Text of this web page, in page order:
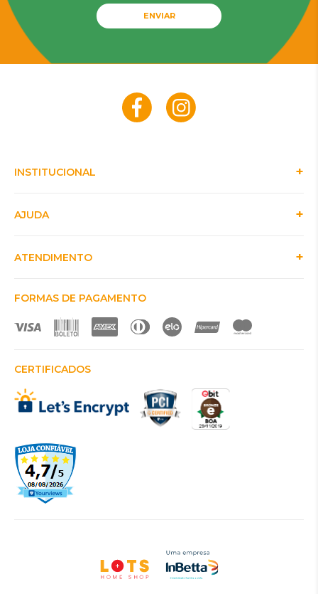
ENVIAR
INSTITUCIONAL
AJUDA
ATENDIMENTO
FORMAS DE PAGAMENTO
CERTIFICADOS